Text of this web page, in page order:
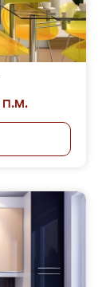
п.м.